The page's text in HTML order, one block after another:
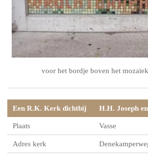
voor het bordje boven het
Een R.K. Kerk dichtbij H.H. Joseph
Plaats Vasse
Adres kerk